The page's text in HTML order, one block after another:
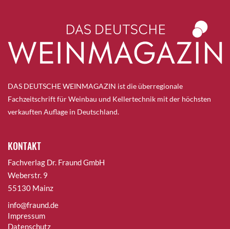
DAS DEUTSCHE WEINMAGAZIN ist die überregionale
Fachzeitschrift für Weinbau und Kellertechnik mit der höchsten
verkauften Auflage in Deutschland.
KONTAKT
Fachverlag Dr. Fraund GmbH
Weberstr. 9
55130 Mainz
info@fraund.de
Impressum
Datenschutz